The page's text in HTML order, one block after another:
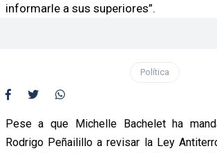
informarle a sus superiores”.
Política
Pese a que Michelle Bachelet ha
Rodrigo Peñailillo a revisar la Ley